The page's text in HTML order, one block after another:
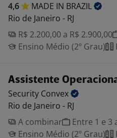
4,6 MADE IN BRAZIL
Rio de Janeiro - RJ
R$ 2.200,00 a R$ 2.900,00
Ensino Médio (2º Grau)
Assistente
Security Convex
Rio de Janeiro - RJ
A combinar
Entre 1 e 3
Ensino Médio (2º Grau)